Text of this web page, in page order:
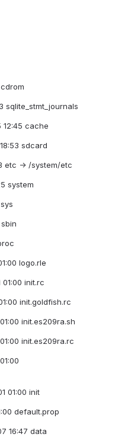
sqlite_stmt_journals
cache
sdcard
etc -> /system/etc
system
logo.rle
init.rc
init.goldfish.rc
init.es209ra.sh
init.es209ra.rc
01:00 init
default.prop
16:47 data